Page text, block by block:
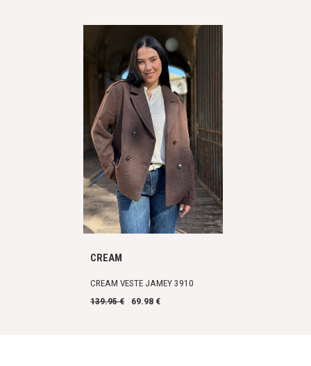
CREAM
CREAM VESTE JAMEY 3910
139.95 €
69.98 €